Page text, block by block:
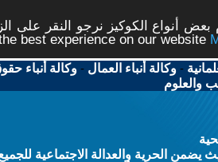
أنواع الكوكيز نرجو النقر على
best experience on our website
-وكالة أنباء العمال -وكالة أنباء
والعلوم
الحرية والعدالة الاجتماعية